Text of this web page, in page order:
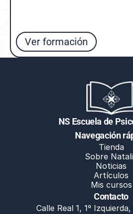
Ver formación
NS Escuela de
Navegación
Tienda
Sobre
Noticias
Artículos
Mis cursos
Contacto
Calle Real 1, 1º